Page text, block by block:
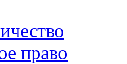
право